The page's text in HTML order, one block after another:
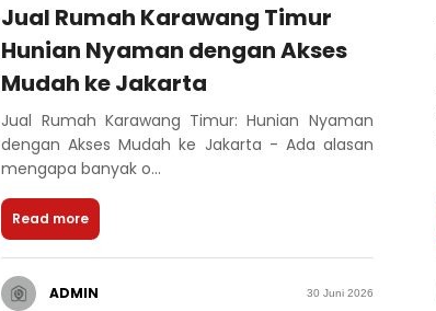
Jual Rumah Karawang Timur
Hunian Nyaman dengan Akses
Mudah ke Jakarta
Jual Rumah Karawang Timur: Hunian Nyaman
dengan Akses Mudah ke Jakarta - Ada alasan
mengapa banyak o...
Read more
ADMIN 30 Juni 2026